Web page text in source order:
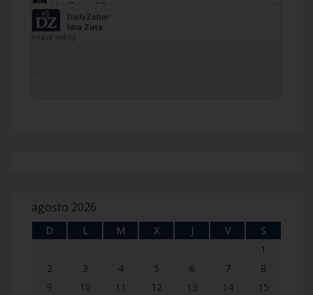
agosto 2026
D L M X J V
S
1
2
3 4 5 6 7
8
9
10 11 12 13 14
15